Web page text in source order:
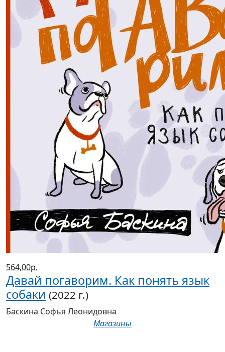
564,00р.
Давай погаворим. Как понять язык
собаки (2022 г.)
Баскина Софья Леонидовна
Магазины